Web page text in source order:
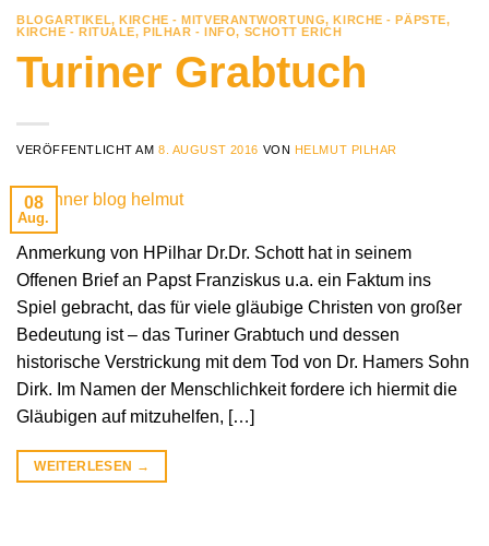
BLOGARTIKEL,KIRCHE - MITVERANTWORTUNG,KIRCHE - PÄPSTE,
KIRCHE - RITUALE,PILHAR - INFO, SCHOTT ERICH
Turiner Grabtuch
VERÖFFENTLICHT AM8. AUGUST 2016 VON HELMUT PILHAR
08
Aug.
Anmerkung von HPilhar Dr.Dr. Schott hat in seinem
Offenen Brief an Papst Franziskus u.a. ein Faktum ins
Spiel gebracht, das für viele gläubige Christen von großer
Bedeutung ist – das Turiner Grabtuch und dessen
historische Verstrickung mit dem Tod von Dr. Hamers Sohn
Dirk. Im Namen der Menschlichkeit fordere ich hiermit die
Gläubigen auf mitzuhelfen, […]
WEITERLESEN →